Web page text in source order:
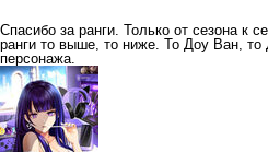
Спасибо за ранги. Только от сезона к
ранги то выше, то ниже. То Доу Ван, то
персонажа.